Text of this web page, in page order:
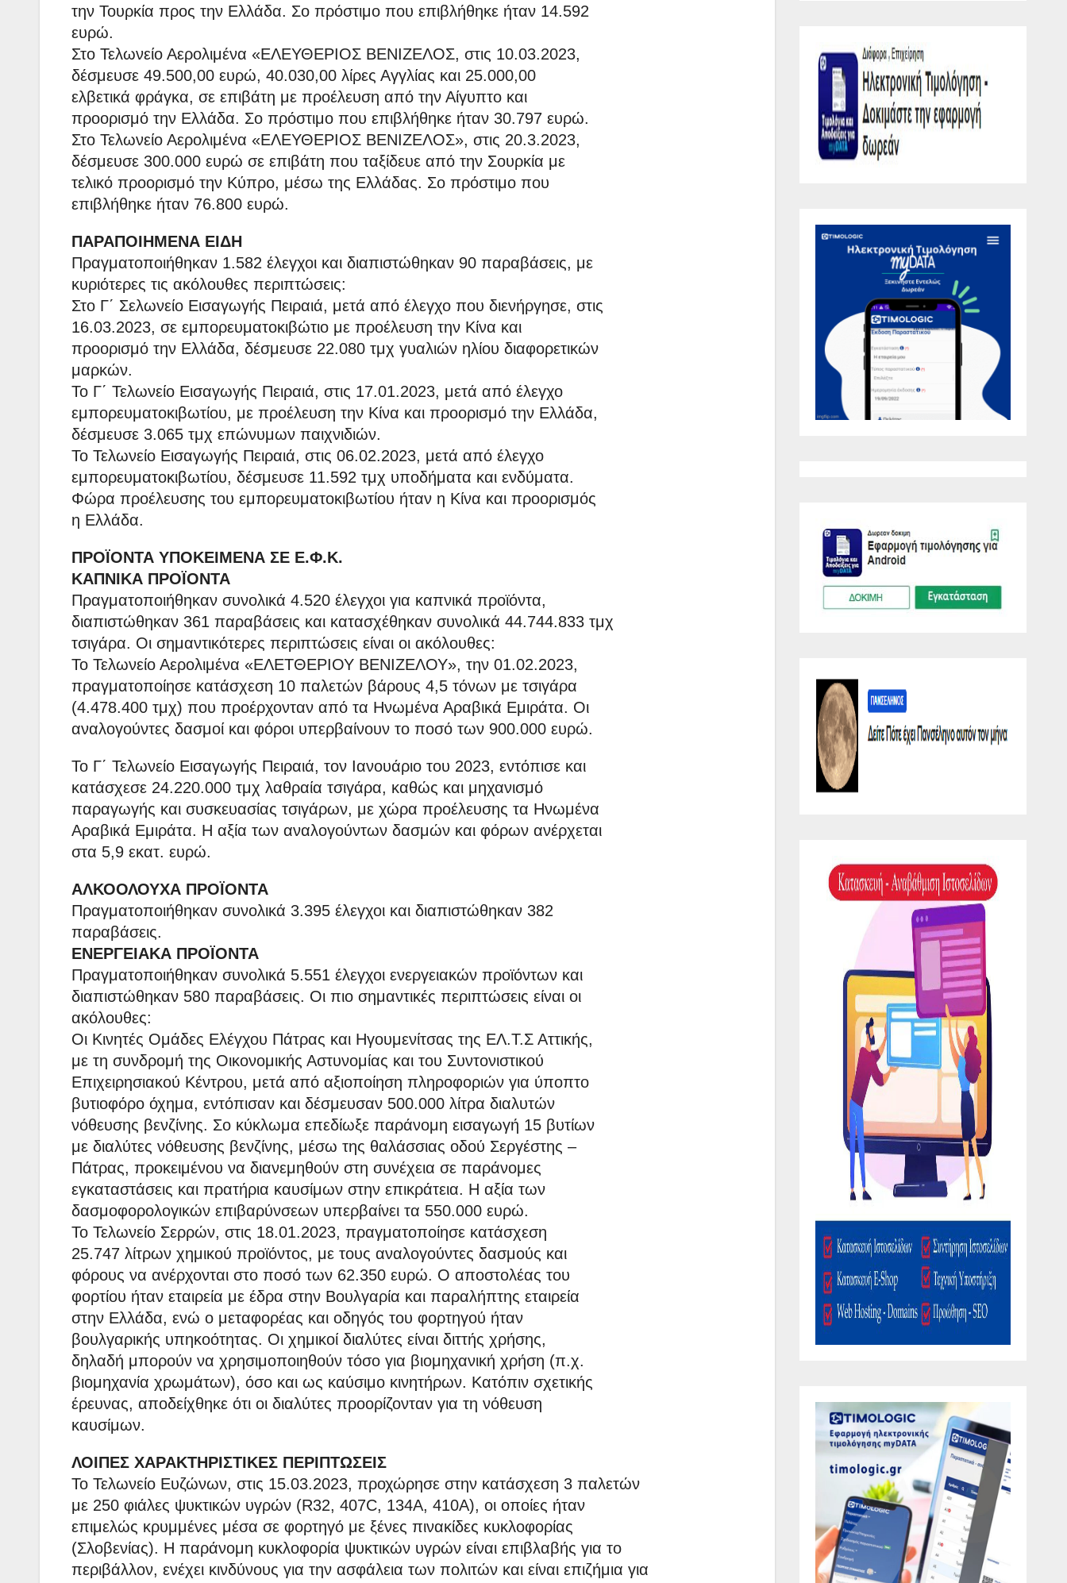
την Τουρκία προς την Ελλάδα. Σο πρόστιμο που επιβλήθηκε ήταν 14.592
ευρώ.
Στο Τελωνείο Αερολιμένα «ΕΛΕΥΘΕΡΙΟΣ ΒΕΝΙΖΕΛΟΣ, στις 10.03.2023,
δέσμευσε 49.500,00 ευρώ, 40.030,00 λίρες Αγγλίας και 25.000,00
ελβετικά φράγκα, σε επιβάτη με προέλευση από την Αίγυπτο και
προορισμό την Ελλάδα. Σο πρόστιμο που επιβλήθηκε ήταν 30.797 ευρώ.
Στο Τελωνείο Αερολιμένα «ΕΛΕΥΘΕΡΙΟΣ ΒΕΝΙΖΕΛΟΣ», στις 20.3.2023,
δέσμευσε 300.000 ευρώ σε επιβάτη που ταξίδευε από την Σουρκία με
τελικό προορισμό την Κύπρο, μέσω της Ελλάδας. Σο πρόστιμο που
επιβλήθηκε ήταν 76.800 ευρώ.
ΠΑΡΑΠΟΙΗΜΕΝΑ ΕΙΔΗ
Πραγματοποιήθηκαν 1.582 έλεγχοι και διαπιστώθηκαν 90 παραβάσεις, με
κυριότερες τις ακόλουθες περιπτώσεις:
Στο Γ΄ Σελωνείο Εισαγωγής Πειραιά, μετά από έλεγχο που διενήργησε, στις
16.03.2023, σε εμπορευματοκιβώτιο με προέλευση την Κίνα και
προορισμό την Ελλάδα, δέσμευσε 22.080 τμχ γυαλιών ηλίου διαφορετικών
μαρκών.
Το Γ΄ Τελωνείο Εισαγωγής Πειραιά, στις 17.01.2023, μετά από έλεγχο
εμπορευματοκιβωτίου, με προέλευση την Κίνα και προορισμό την Ελλάδα,
δέσμευσε 3.065 τμχ επώνυμων παιχνιδιών.
Το Τελωνείο Εισαγωγής Πειραιά, στις 06.02.2023, μετά από έλεγχο
εμπορευματοκιβωτίου, δέσμευσε 11.592 τμχ υποδήματα και ενδύματα.
Φώρα προέλευσης του εμπορευματοκιβωτίου ήταν η Κίνα και προορισμός
η Ελλάδα.
ΠΡΟΪΟΝΤΑ ΥΠΟΚΕΙΜΕΝΑ ΣΕ Ε.Φ.Κ.
ΚΑΠΝΙΚΑ ΠΡΟΪΟΝΤΑ
Πραγματοποιήθηκαν συνολικά 4.520 έλεγχοι για καπνικά προϊόντα,
διαπιστώθηκαν 361 παραβάσεις και κατασχέθηκαν συνολικά 44.744.833 τμχ
τσιγάρα. Οι σημαντικότερες περιπτώσεις είναι οι ακόλουθες:
Το Τελωνείο Αερολιμένα «ΕΛΕΤΘΕΡΙΟΥ ΒΕΝΙΖΕΛΟΥ», την 01.02.2023,
πραγματοποίησε κατάσχεση 10 παλετών βάρους 4,5 τόνων με τσιγάρα
(4.478.400 τμχ) που προέρχονταν από τα Ηνωμένα Αραβικά Εμιράτα. Οι
αναλογούντες δασμοί και φόροι υπερβαίνουν το ποσό των 900.000 ευρώ.
Το Γ΄ Τελωνείο Εισαγωγής Πειραιά, τον Ιανουάριο του 2023, εντόπισε και
κατάσχεσε 24.220.000 τμχ λαθραία τσιγάρα, καθώς και μηχανισμό
παραγωγής και συσκευασίας τσιγάρων, με χώρα προέλευσης τα Ηνωμένα
Αραβικά Εμιράτα. Η αξία των αναλογούντων δασμών και φόρων ανέρχεται
στα 5,9 εκατ. ευρώ.
ΑΛΚΟΟΛΟΥΧΑ ΠΡΟΪΟΝΤΑ
Πραγματοποιήθηκαν συνολικά 3.395 έλεγχοι και διαπιστώθηκαν 382
παραβάσεις.
ΕΝΕΡΓΕΙΑΚΑ ΠΡΟΪΟΝΤΑ
Πραγματοποιήθηκαν συνολικά 5.551 έλεγχοι ενεργειακών προϊόντων και
διαπιστώθηκαν 580 παραβάσεις. Οι πιο σημαντικές περιπτώσεις είναι οι
ακόλουθες:
Οι Κινητές Ομάδες Ελέγχου Πάτρας και Ηγουμενίτσας της ΕΛ.Τ.Σ Αττικής,
με τη συνδρομή της Οικονομικής Αστυνομίας και του Συντονιστικού
Επιχειρησιακού Κέντρου, μετά από αξιοποίηση πληροφοριών για ύποπτο
βυτιοφόρο όχημα, εντόπισαν και δέσμευσαν 500.000 λίτρα διαλυτών
νόθευσης βενζίνης. Σο κύκλωμα επεδίωξε παράνομη εισαγωγή 15 βυτίων
με διαλύτες νόθευσης βενζίνης, μέσω της θαλάσσιας οδού Σεργέστης –
Πάτρας, προκειμένου να διανεμηθούν στη συνέχεια σε παράνομες
εγκαταστάσεις και πρατήρια καυσίμων στην επικράτεια. Η αξία των
δασμοφορολογικών επιβαρύνσεων υπερβαίνει τα 550.000 ευρώ.
Το Τελωνείο Σερρών, στις 18.01.2023, πραγματοποίησε κατάσχεση
25.747 λίτρων χημικού προϊόντος, με τους αναλογούντες δασμούς και
φόρους να ανέρχονται στο ποσό των 62.350 ευρώ. Ο αποστολέας του
φορτίου ήταν εταιρεία με έδρα στην Βουλγαρία και παραλήπτης εταιρεία
στην Ελλάδα, ενώ ο μεταφορέας και οδηγός του φορτηγού ήταν
βουλγαρικής υπηκοότητας. Οι χημικοί διαλύτες είναι διττής χρήσης,
δηλαδή μπορούν να χρησιμοποιηθούν τόσο για βιομηχανική χρήση (π.χ.
βιομηχανία χρωμάτων), όσο και ως καύσιμο κινητήρων. Κατόπιν σχετικής
έρευνας, αποδείχθηκε ότι οι διαλύτες προορίζονταν για τη νόθευση
καυσίμων.
ΛΟΙΠΕΣ ΧΑΡΑΚΤΗΡΙΣΤΙΚΕΣ ΠΕΡΙΠΤΩΣΕΙΣ
To Τελωνείο Ευζώνων, στις 15.03.2023, προχώρησε στην κατάσχεση 3 παλετών
με 250 φιάλες ψυκτικών υγρών (R32, 407C, 134A, 410A), οι οποίες ήταν
επιμελώς κρυμμένες μέσα σε φορτηγό με ξένες πινακίδες κυκλοφορίας
(Σλοβενίας). Η παράνομη κυκλοφορία ψυκτικών υγρών είναι επιβλαβής για το
περιβάλλον, ενέχει κινδύνους για την ασφάλεια των πολιτών και είναι επιζήμια για